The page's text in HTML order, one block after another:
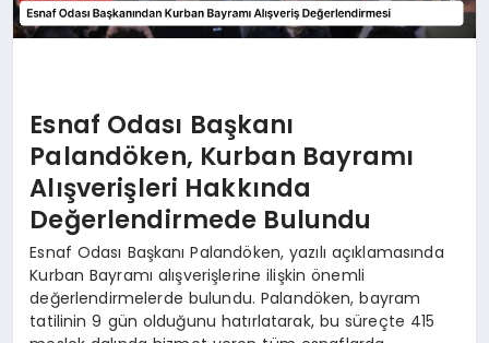
Esnaf Odası Başkanı
Palandöken, Kurban Bayramı
Alışverişleri Hakkında
Değerlendirmede Bulundu
Esnaf Odası Başkanı Palandöken, yazılı açıklamasında
Kurban Bayramı alışverişlerine ilişkin önemli
değerlendirmelerde bulundu. Palandöken, bayram
tatilinin 9 gün olduğunu hatırlatarak, bu süreçte 415